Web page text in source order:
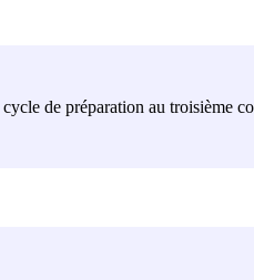
de préparation au troisième